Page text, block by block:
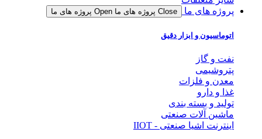
پروژه های ما
Close پروژه های ما Open پروژه های ما
اتوماسیون و ابزار دقیق
نفت و گاز
پتروشیمی
معدن و فلزات
غذا و دارو
تولید و بسته بندی
ماشین آلات صنعتی
اینترنت اشیا صنعتی - IIOT